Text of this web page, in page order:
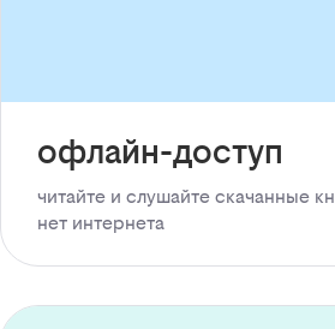
офлайн-доступ
читайте и слушайте скачанные
нет интернета